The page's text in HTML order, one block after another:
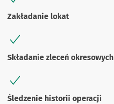
Zakładanie lokat
Składanie zleceń okresowych
Śledzenie historii operacji